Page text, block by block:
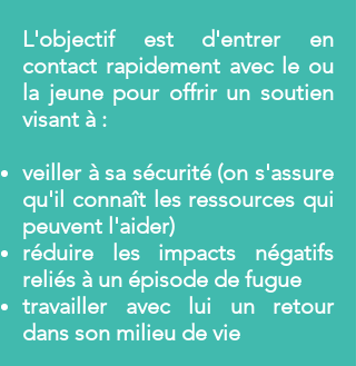
L'objectif est d'entrer en
contact rapidement avec le ou
la jeune pour offrir un soutien
visant à :
veiller à sa sécurité (on s'assure
qu'il connaît les ressources qui
peuvent l'aider)
réduire les impacts négatifs
reliés à un épisode de fugue
travailler avec lui un retour
dans son milieu de vie